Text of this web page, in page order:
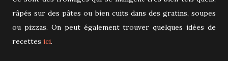
râpés sur des pâtes ou bien cuits dans des gratins, soupes
ou pizzas. On peut également trouver quelques idées de
recettes ici.